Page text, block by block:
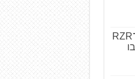
פולריס חושפת את ה־RZR